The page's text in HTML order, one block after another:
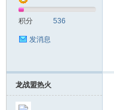
积分 536
发消息
龙战盟热火